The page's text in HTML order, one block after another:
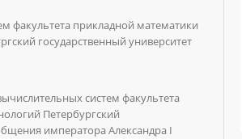
факультета прикладной математики
государственный университет
систем факультета
Петербургский
императора Александра I